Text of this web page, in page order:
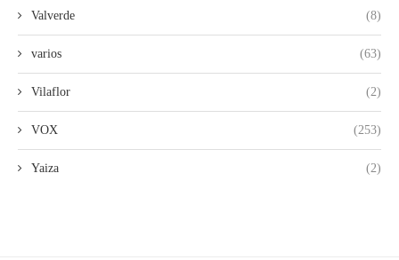
Valverde (8)
varios (63)
Vilaflor (2)
VOX (253)
Yaiza (2)